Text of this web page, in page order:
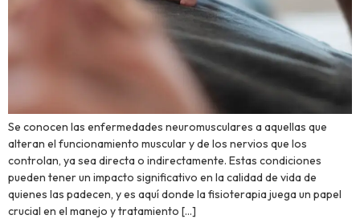
Se conocen las enfermedades neuromusculares a aquellas que
alteran el funcionamiento muscular y de los nervios que los
controlan, ya sea directa o indirectamente. Estas condiciones
pueden tener un impacto significativo en la calidad de vida de
quienes las padecen, y es aquí donde la fisioterapia juega un papel
crucial en el manejo y tratamiento […]